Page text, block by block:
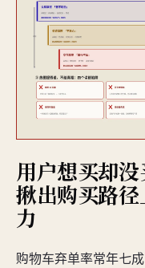
用户想买却没
揪出购买路
力
购物车弃单率常年七